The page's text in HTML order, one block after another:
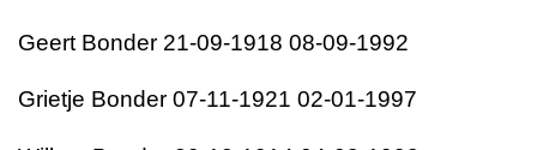
Geert Bonder 21-09-1918 08-09-1992
Grietje Bonder 07-11-1921 02-01-1997